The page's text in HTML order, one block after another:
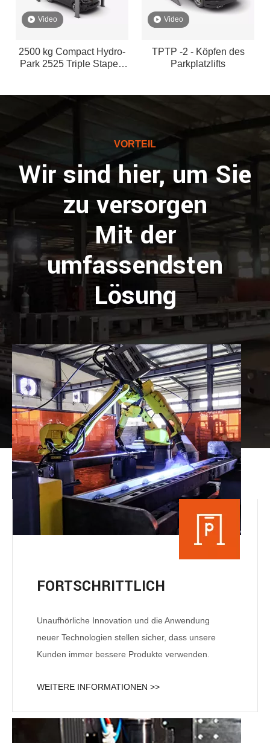
Video
2500 kg Compact Hydro-
Park 2525 Triple Staper-
Video
TPTP -2 - Köpfen des
Parkplatzlifts
VORTEIL
Wir sind hier, um Sie
zu versorgen
Mit der
umfassendsten
Lösung
FORTSCHRITTLICH
Unaufhörliche Innovation und die Anwendung
neuer Technologien stellen sicher, dass unsere
Kunden immer bessere Produkte verwenden.
WEITERE INFORMATIONEN >>